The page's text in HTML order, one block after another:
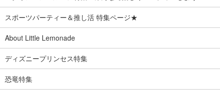
スポーツパーティー＆推し活 特集ページ★
About Little Lemonade
ディズニープリンセス特集
恐竜特集